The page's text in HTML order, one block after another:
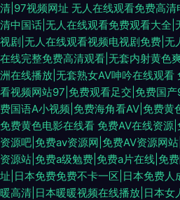
清|97视频网址 无人在线观看免费高
清中国话|无人在线观看免费观看大全|
视剧|无人在线观看视频电视剧免费|无
在线完整免费高清观看|无套内射黄色
洲在线播放|无套熟女AV呻吟在线观看
看视频网站97|免费观看足交|免费国
费国语A小视频|免费海角看AV|免费黄
免费黄色电影在线看 免费AV在线资源
资源吧|免费av资源网|免费AV资源网
资源站|免费a级勉费|免费a片在线|免
址|日本免费免费不卡一区|日本免费
暖高清|日本暖暖视频在线播放|日本女